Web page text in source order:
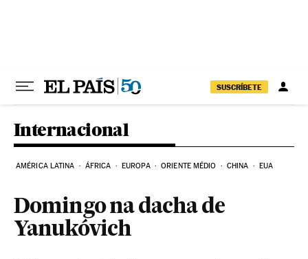
SUSCRÍBETE
Internacional
AMÉRICA LATINA ÁFRICA EUROPA ORIENTE MÉDIO CHINA EUA
Domingo na dacha de
Yanukóvich